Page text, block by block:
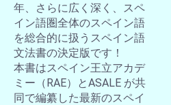
年、さらに広く深く、スペ
イン語圏全体のスペイン語
を総合的に扱うスペイン語
文法書の決定版です！
本書はスペイン王立アカデ
ミー（RAE）とASALE が共
同で編纂した最新のスペイ